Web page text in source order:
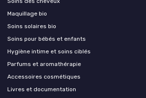
Maquillage bio
Soins solaires bio
Soins pour bébés et enfants
Hygiène intime et soins ciblés
Parfums et aromathérapie
Accessoires cosmétiques
Livres et documentation